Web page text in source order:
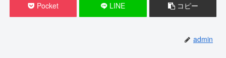
Pocket LINE コピー
admin